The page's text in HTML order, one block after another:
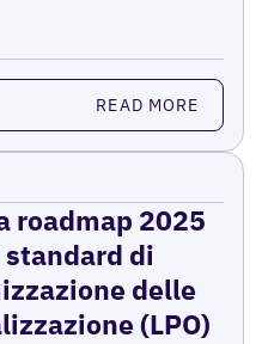
READ MORE
roadmap 2025
di
delle
(LPO)